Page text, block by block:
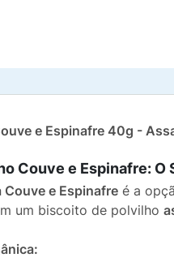
e Espinafre 40g -
Couve e Espinafre:
e Espinafre é a
um biscoito de polvilho